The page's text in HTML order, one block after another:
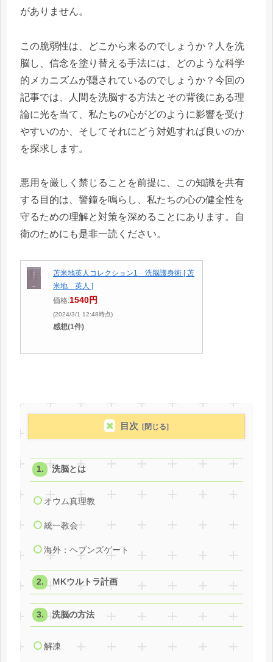
がありません。
この脆弱性は、どこから来るのでしょうか？人を洗
脳し、信念を塗り替える手法には、どのような科学
的メカニズムが隠されているのでしょうか？今回の
記事では、人間を洗脳する方法とその背後にある理
論に光を当て、私たちの心がどのように影響を受け
やすいのか、そしてそれにどう対処すれば良いのか
を探求します。
悪用を厳しく禁じることを前提に、この知識を共有
する目的は、警鐘を鳴らし、私たちの心の健全性を
守るための理解と対策を深めることにあります。自
衛のためにも是非一読ください。
苫米地英人コレクション1 洗脳護身術 [ 苫
米地 英人 ]
価格:1540円
(2024/3/1 12:48時点)
感想(1件)
目次
洗脳とは
オウム真理教
統一教会
海外：ヘブンズゲート
ＭKウルトラ計画
洗脳の方法
解凍